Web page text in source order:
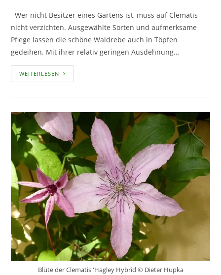
Wer nicht Besitzer eines Gartens ist, muss auf Clematis
nicht verzichten. Ausgewählte Sorten und aufmerksame
Pflege lassen die schöne Waldrebe auch in Töpfen
gedeihen. Mit ihrer relativ geringen Ausdehnung…
WEITERLESEN CLEMATIS
IN
TERRASSE
Blüte der Clematis 'Hagley Hybrid © Dieter Hupka